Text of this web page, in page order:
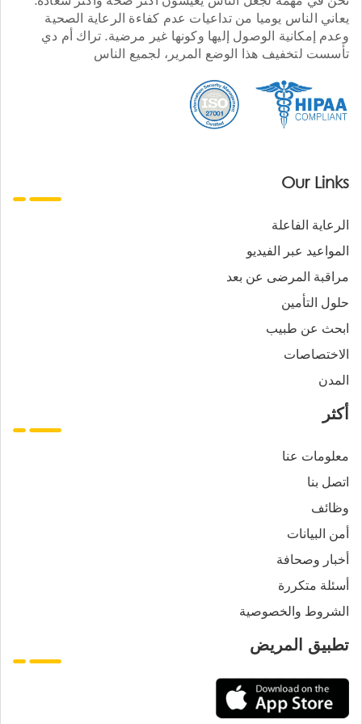
يعاني الناس يوميا من تداعيات عدم كفاءة الرعاية الصحية
وعدم إمكانية الوصول إليها وكونها غير مرضية. تراك أم دي
تأسست لتخفيف هذا الوضع المرير، لجميع الناس
Our Links
الرعاية الفاعلة
المواعيد عبر الفيديو
مراقبة المرضى عن بعد
حلول التأمين
ابحث عن طبيب
الاختصاصات
المدن
أكثر
معلومات عنا
اتصل بنا
وظائف
أمن البيانات
أخبار وصحافة
أسئلة متكررة
الشروط والخصوصية
تطبيق المريض